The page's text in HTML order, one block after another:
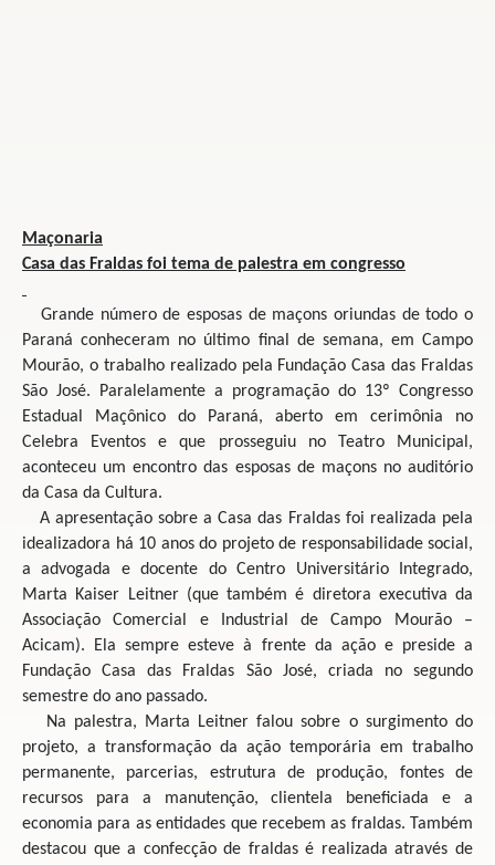
Maçonaria
Casa das Fraldas foi tema de palestra em congresso
Grande número de esposas de maçons oriundas de todo o
Paraná conheceram no último final de semana, em Campo
Mourão, o trabalho realizado pela Fundação Casa das Fraldas
São José. Paralelamente a programação do 13º Congresso
Estadual Maçônico do Paraná, aberto em cerimônia no
Celebra Eventos e que prosseguiu no Teatro Municipal,
aconteceu um encontro das esposas de maçons no auditório
da Casa da Cultura.
A apresentação sobre a Casa das Fraldas foi realizada pela
idealizadora há 10 anos do projeto de responsabilidade social,
a advogada e docente do Centro Universitário Integrado,
Marta Kaiser Leitner (que também é diretora executiva da
Associação Comercial e Industrial de Campo Mourão –
Acicam). Ela sempre esteve à frente da ação e preside a
Fundação Casa das Fraldas São José, criada no segundo
semestre do ano passado.
Na palestra, Marta Leitner falou sobre o surgimento do
projeto, a transformação da ação temporária em trabalho
permanente, parcerias, estrutura de produção, fontes de
recursos para a manutenção, clientela beneficiada e a
economia para as entidades que recebem as fraldas. Também
destacou que a confecção de fraldas é realizada através de